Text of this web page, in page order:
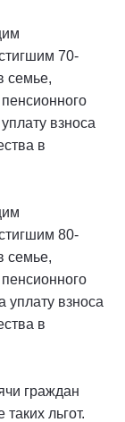
70-
семье,
взноса
в
80-
семье,
уплату взноса
в
граждан
льгот.